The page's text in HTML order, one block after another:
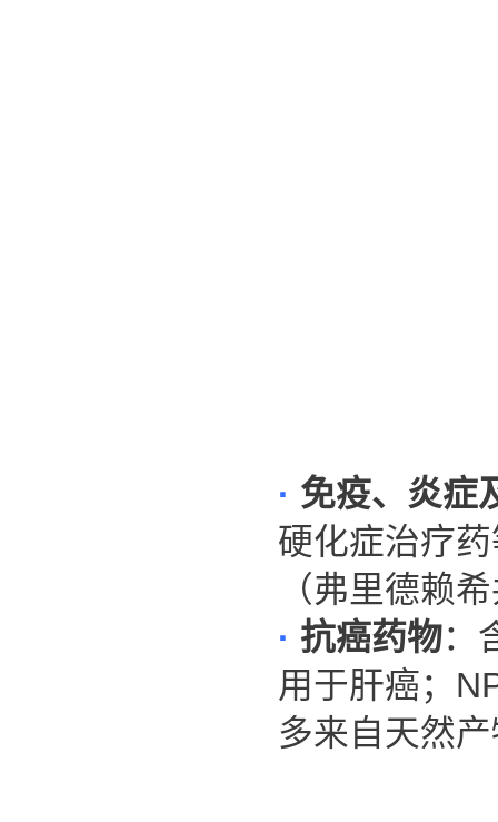
· 免疫、炎症
硬化症治疗
（弗里德赖
· 抗癌药物：
用于肝癌；
多来自天然